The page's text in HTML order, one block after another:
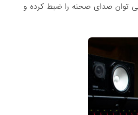
می توان صدای صحنه را ضبط کرده و